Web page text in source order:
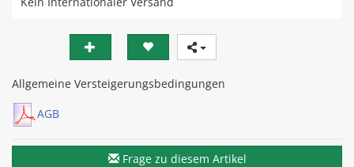
Allgemeine Versteigerungsbedingungen
AGB
Frage zu diesem Artikel